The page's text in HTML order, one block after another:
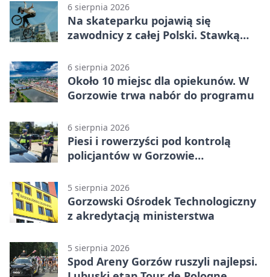
6 sierpnia 2026
Na skateparku pojawią się
zawodnicy z całej Polski. Stawką
6 sierpnia 2026
Około 10 miejsc dla opiekunów. W
Gorzowie trwa nabór do programu
6 sierpnia 2026
Piesi i rowerzyści pod kontrolą
policjantów w Gorzowie
5 sierpnia 2026
Gorzowski Ośrodek Technologiczny
z akredytacją ministerstwa
5 sierpnia 2026
Spod Areny Gorzów ruszyli najlepsi.